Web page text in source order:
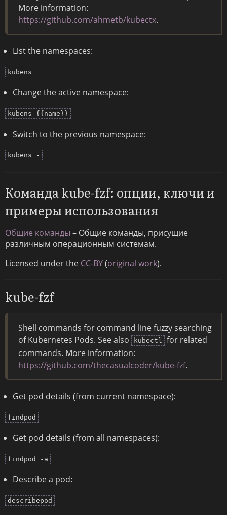
More information:
https://github.com/ahmetb/kubectx.
List the namespaces:
kubens
Change the active namespace:
kubens {{name}}
Switch to the previous namespace:
kubens -
Команда kube-fzf: опции, ключи и
примеры использования
Общие команды – Общие команды, присущие
различным операционным системам.
Licensed under the CC-BY(original work).
kube-fzf
Shell commands for command line fuzzy searching
of Kubernetes Pods. See also
kubectl
for related
commands. More information:
https://github.com/thecasualcoder/kube-fzf.
Get pod details (from current namespace):
findpod
Get pod details (from all namespaces):
findpod -a
Describe a pod:
describepod